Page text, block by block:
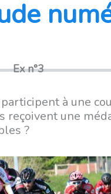
Ex n°3
à une
reçoivent une
?